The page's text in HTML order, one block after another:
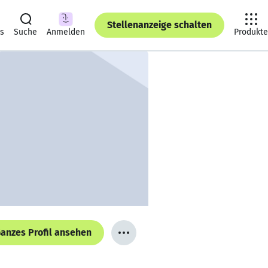
Suche Anmelden
Stellenanzeige schalten
Produkte
Profil ansehen